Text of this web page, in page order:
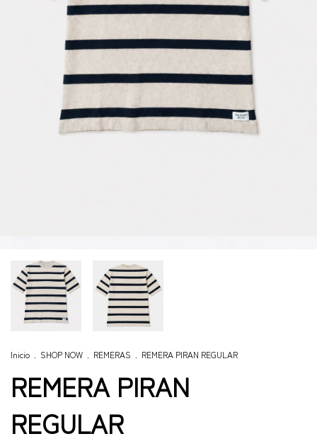
Inicio SHOP NOW REMERAS REMERA PIRAN REGULAR
REMERA PIRAN
REGULAR